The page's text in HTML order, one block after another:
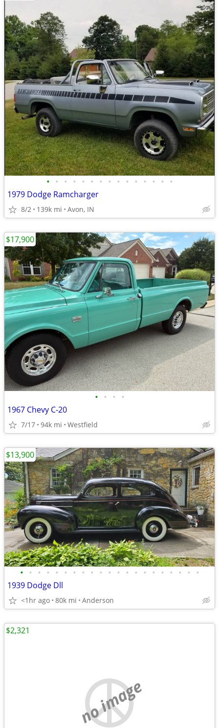
• • • • • • • • • • • • • • •
1979 Dodge Ramcharger
8/2 139k mi Avon, IN
• • • •
1967 Chevy C-20
7/17 94k mi Westfield
$17,900
• • • • • • • • • • • • • • • • • • • • •
1939 Dodge Dll
<1hr ago 80k mi Anderson
$13,900
no image
$2,321